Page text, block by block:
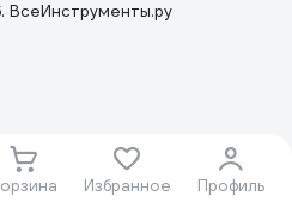
Избранное Профиль